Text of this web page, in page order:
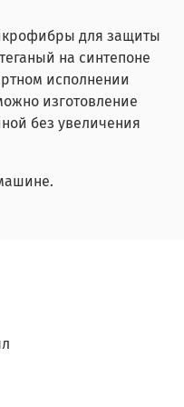
для защиты
на синтепоне
исполнении
изготовление
без увеличения